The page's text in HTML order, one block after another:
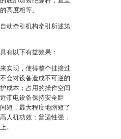
高度相等。
动牵引机构牵引所述第
有以下有益效果：
实现，使得整个挂接过
会对设备造成不可逆的
成本；占用的操作空间
带电设备保持安全距
短，最大程度地缩短了
人机功效；普适性强，
。